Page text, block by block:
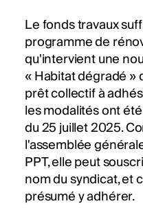
Le fonds travaux
programme de
qu'intervient une
« Habitat dégradé »
prêt collectif à
les modalités ont
du 25 juillet 2025.
l'assemblée
PPT, elle peut
nom du syndicat, et
présumé y adhérer.